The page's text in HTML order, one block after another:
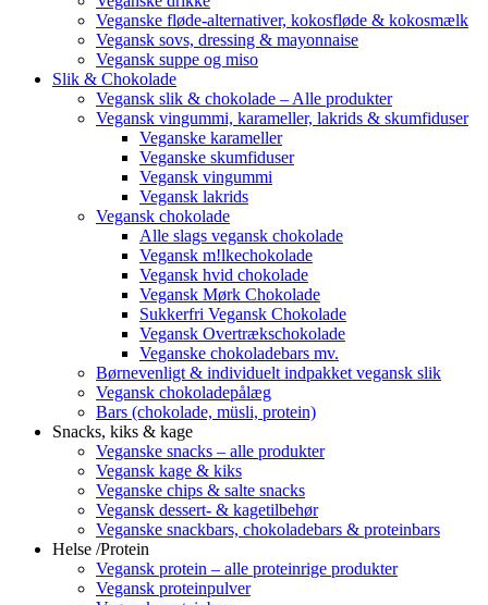
Veganske fløde-alternativer, kokosfløde & kokosmælk
Vegansk sovs, dressing & mayonnaise
Vegansk suppe og miso
Slik & Chokolade
Vegansk slik & chokolade – Alle produkter
Vegansk vingummi, karameller, lakrids & skumfiduser
Veganske karameller
Veganske skumfiduser
Vegansk vingummi
Vegansk lakrids
Vegansk chokolade
Alle slags vegansk chokolade
Vegansk m!lkechokolade
Vegansk hvid chokolade
Vegansk Mørk Chokolade
Sukkerfri Vegansk Chokolade
Vegansk Overtrækschokolade
Veganske chokoladebars mv.
Børnevenligt & individuelt indpakket vegansk slik
Vegansk chokoladepålæg
Bars (chokolade, müsli, protein)
Snacks, kiks & kage
Veganske snacks – alle produkter
Vegansk kage & kiks
Veganske chips & salte snacks
Vegansk dessert- & kagetilbehør
Veganske snackbars, chokoladebars & proteinbars
Helse /Protein
Vegansk protein – alle proteinrige produkter
Vegansk proteinpulver